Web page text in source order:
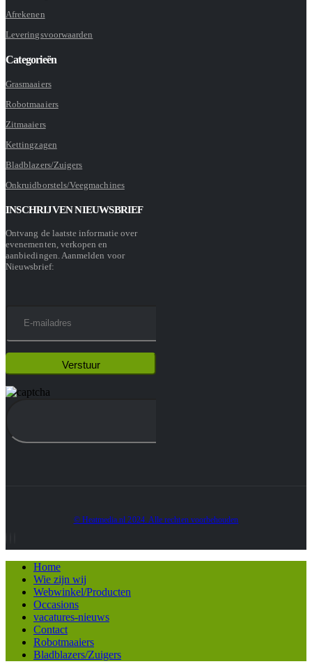
Afrekenen
Leveringsvoorwaarden
Categorieën
Grasmaaiers
Robotmaaiers
Zitmaaiers
Kettingzagen
Bladblazers/Zuigers
Onkruidborstels/Veegmachines
INSCHRIJVEN NIEUWSBRIEF
Ontvang de laatste informatie over
evenementen, verkopen en
aanbiedingen. Aanmelden voor
Nieuwsbrief:
© Heatmedia.nl 2024. Alle rechten voorbehouden
Home
Wie zijn wij
Webwinkel/Producten
Occasions
vacatures-nieuws
Contact
Robotmaaiers
Bladblazers/Zuigers